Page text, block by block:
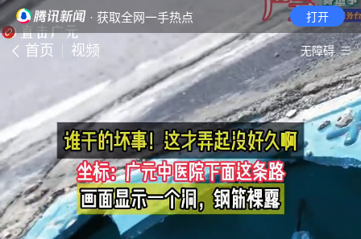
· 获取全网一手热点 打开
首页 视频 无障碍